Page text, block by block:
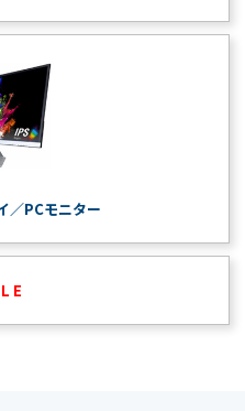
／PCモニター
E